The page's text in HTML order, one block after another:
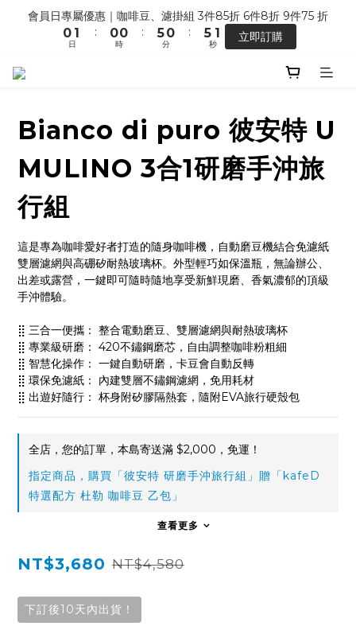
【馬年開運】電商單筆消費滿 $1,500，即贈「幸運小馬」
會員日專屬優惠｜咖啡豆、濾掛組 3件85折 6件8折 9件75 折
1
0
2
1
0
日
:
1
0
1
0
時
:
6
5
4
1
0
分
:
6
5
4
2
1
0
秒
立即訂購
4
3
7
6
4
0
4
3
4
3
9
8
3
2
1
0
4
3
9
8
3
2
1
0
5
4
【馬年開運】電商單筆消費滿 $1,500，即贈「幸運小馬」
Bianco di puro 彼安特 U
MULINO 3合1研磨手沖旅
行組
這是專為咖啡愛好者打造的隨身咖啡機，自動磨豆機結合免濾紙
雙層濾網與高硼矽耐熱玻璃杯。外型輕巧如保溫瓶，無論辦公、
出差或露營，一鍵即可隨時隨地享受新鮮現磨、香氣濃郁的頂級
手沖體驗。
⣿ 三合一便攜： 整合電動磨豆、雙層濾網與耐熱玻璃杯
⣿ 專業級研磨： 420不鏽鋼磨芯，自由調整咖啡粉粗細
⣿ 智慧化操作： 一鍵自動研磨，卡豆會自動反轉
⣿ 環保免濾紙： 內建雙層不鏽鋼濾網，免用耗材
⣿ 出遊好隨行： 杯身附矽膠隔熱套，隨附EVA旅行硬殼包
全店，您的訂單，本島寄送滿 $2,000，免運！
指定商品，購買「彼安特 研磨手沖旅行組」贈「kafeD
特選配方 杜勒 咖啡豆 乙包」
查看更多
NT$3,680 NT$4,580
下訂後10天內出貨！